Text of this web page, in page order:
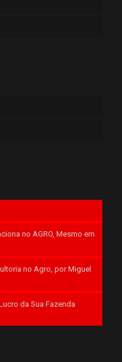
no AGRO, Mesmo em
no Agro, por Miguel
da Sua Fazenda